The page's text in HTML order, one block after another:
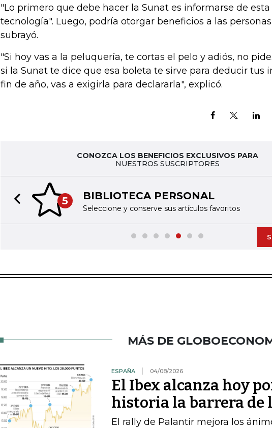
"Lo primero que debe hacer la Sunat es informarse de esta
tecnología". Luego, podría otorgar beneficios a las
subrayó.
"Si hoy vas a la peluquería, te cortas el pelo y adiós, no
si la Sunat te dice que esa boleta te sirve para deducir tus
fin de año, vas a exigirla para declararla", explicó.
CONOZCA LOS BENEFICIOS EXCLUSIVOS PARA
NUESTROS SUSCRIPTORES
5 BIBLIOTECA PERSONAL
Seleccione y conserve sus artículos favoritos
Previous slide
MÁS DE
ESPAÑA 04/08/2026
El Ibex alcanza hoy
historia la barrera de
El rally de Palantir mejora los